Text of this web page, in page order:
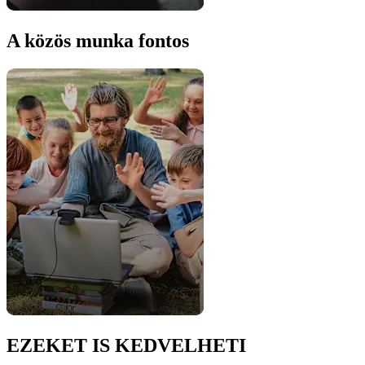
A közös munka fontos
EZEKET IS KEDVELHETI